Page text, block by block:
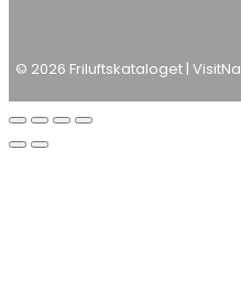
© 2026 Friluftskataloget |